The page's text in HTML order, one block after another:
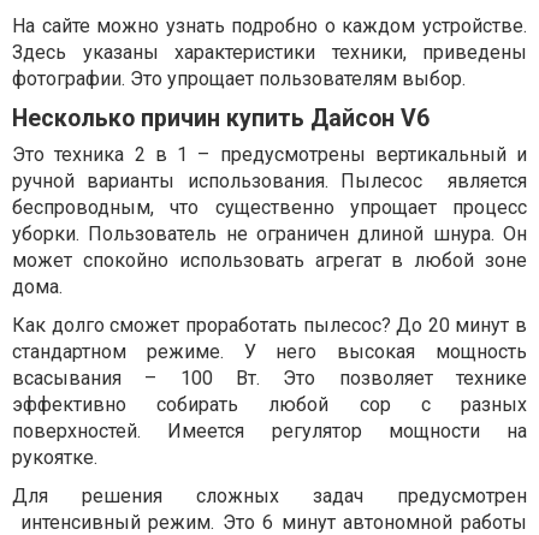
На сайте можно узнать подробно о каждом устройстве.
Здесь указаны характеристики техники, приведены
фотографии. Это упрощает пользователям выбор.
Несколько причин купить Дайсон V6
Это техника 2 в 1 – предусмотрены вертикальный и
ручной варианты использования. Пылесос является
беспроводным, что существенно упрощает процесс
уборки. Пользователь не ограничен длиной шнура. Он
может спокойно использовать агрегат в любой зоне
дома.
Как долго сможет проработать пылесос? До 20 минут в
стандартном режиме. У него высокая мощность
всасывания – 100 Вт. Это позволяет технике
эффективно собирать любой сор с разных
поверхностей. Имеется регулятор мощности на
рукоятке.
Для решения сложных задач предусмотрен
интенсивный режим. Это 6 минут автономной работы